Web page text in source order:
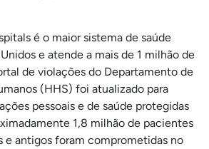
é o maior sistema de saúde
e atende a mais de 1 milhão de
de violações do Departamento de
(HHS) foi atualizado para
pessoais e de saúde protegidas
1,8 milhão de pacientes
e antigos foram comprometidas no